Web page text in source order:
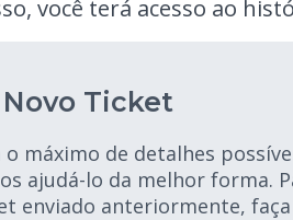
você terá acesso ao
Ticket
o máximo de detalhes
ajudá-lo da melhor forma.
enviado anteriormente,